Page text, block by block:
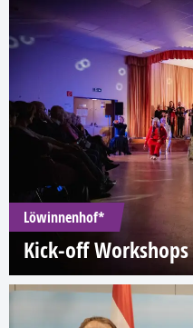
Löwinnenhof*
Kick-off